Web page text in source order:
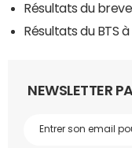
Résultats du
Résultats du BTS
NEWSLETTER